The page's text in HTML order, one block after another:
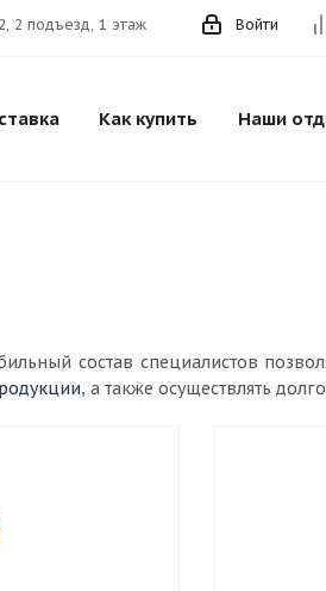
2 подъезд, 1 этаж Войти
Как купить Наши
состав специалистов
, а также осуществлять